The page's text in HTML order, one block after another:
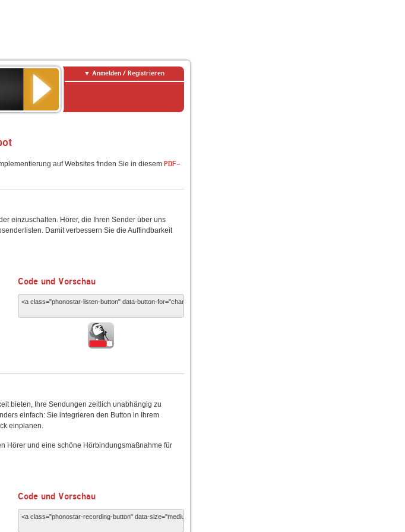
Anmelden / Registrieren
auf Websites finden Sie in diesem PDF-
einzuschalten. Hörer, die Ihren Sender über uns
Damit verbessern Sie die Auffindbarkeit
Code und Vorschau
bieten, Ihre Sendungen zeitlich unabhängig zu
einfach: Sie integrieren den Button in Ihrem
einplanen.
Hörer und eine schöne Hörbindungsmaßnahme für
Code und Vorschau